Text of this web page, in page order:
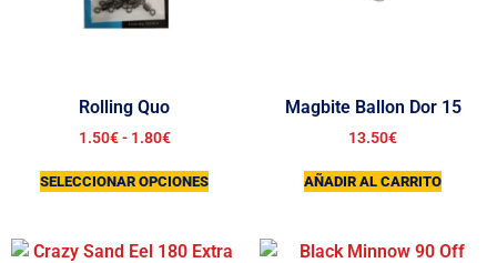
Rolling Quo
1.50€ - 1.80€
SELECCIONAR OPCIONES
Magbite Ballon Dor 15
13.50€
AÑADIR AL CARRITO